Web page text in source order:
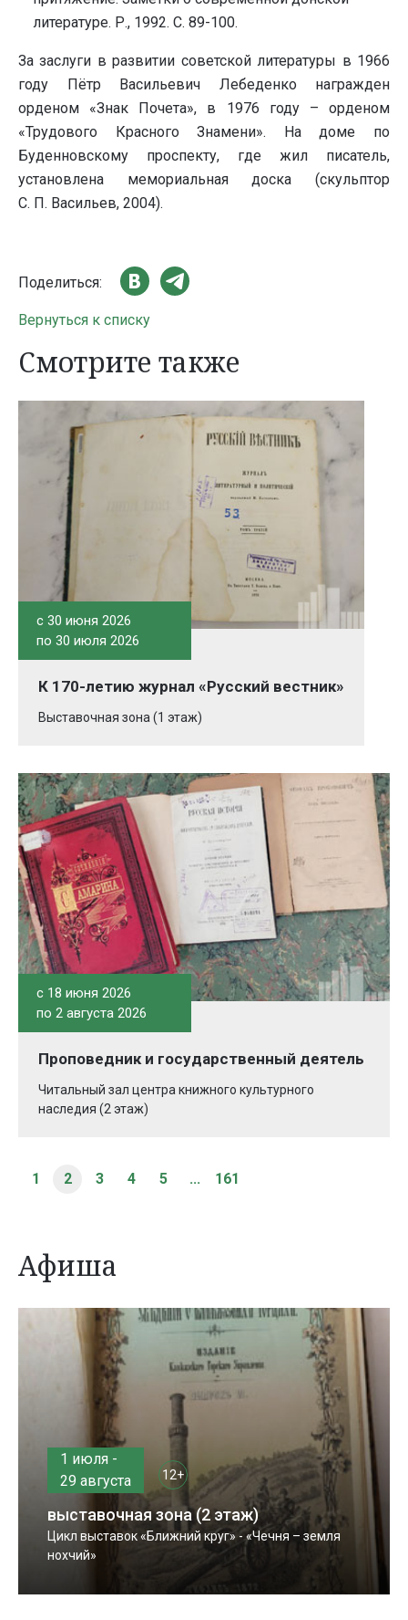
литературе. Р., 1992. С. 89-100.
За заслуги в развитии советской литературы в 1966
году Пётр Васильевич Лебеденко награжден
орденом «Знак Почета», в 1976 году – орденом
«Трудового Красного Знамени». На доме по
Буденновскому проспекту, где жил писатель,
установлена мемориальная доска (скульптор
С. П. Васильев, 2004).
Поделиться:
Вернуться к списку
Смотрите также
c 30 июня 2026
по 30 июля 2026
К 170-летию журнал «Русский вестник»
Выставочная зона (1 этаж)
c 18 июня 2026
по 2 августа 2026
Проповедник и государственный деятель
Читальный зал центра книжного культурного
наследия (2 этаж)
1 2 3 4 5 ... 161
Афиша
1 июля -
29 августа
12+
выставочная зона (2 этаж)
Цикл выставок «Ближний круг» - «Чечня – земля
нохчий»